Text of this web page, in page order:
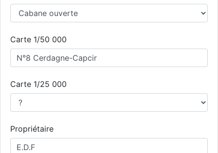
Carte 1/50 000
Carte 1/25 000
Propriétaire